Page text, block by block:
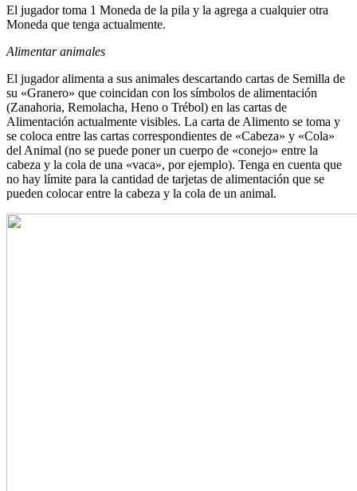
El jugador toma 1 Moneda de la pila y la agrega a cualquier otra
Moneda que tenga actualmente.
Alimentar animales
El jugador alimenta a sus animales descartando cartas de Semilla de
su «Granero» que coincidan con los símbolos de alimentación
(Zanahoria, Remolacha, Heno o Trébol) en las cartas de
Alimentación actualmente visibles. La carta de Alimento se toma y
se coloca entre las cartas correspondientes de «Cabeza» y «Cola»
del Animal (no se puede poner un cuerpo de «conejo» entre la
cabeza y la cola de una «vaca», por ejemplo). Tenga en cuenta que
no hay límite para la cantidad de tarjetas de alimentación que se
pueden colocar entre la cabeza y la cola de un animal.